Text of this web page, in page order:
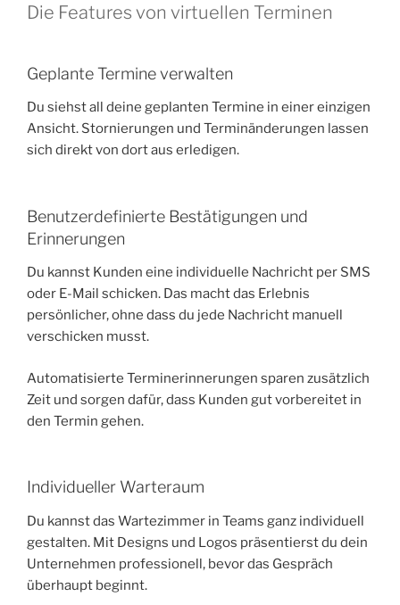
Die Features von virtuellen Terminen
Geplante Termine verwalten
Du siehst all deine geplanten Termine in einer einzigen
Ansicht. Stornierungen und Terminänderungen lassen
sich direkt von dort aus erledigen.
Benutzerdefinierte Bestätigungen und
Erinnerungen
Du kannst Kunden eine individuelle Nachricht per SMS
oder E-Mail schicken. Das macht das Erlebnis
persönlicher, ohne dass du jede Nachricht manuell
verschicken musst.
Automatisierte Terminerinnerungen sparen zusätzlich
Zeit und sorgen dafür, dass Kunden gut vorbereitet in
den Termin gehen.
Individueller Warteraum
Du kannst das Wartezimmer in Teams ganz individuell
gestalten. Mit Designs und Logos präsentierst du dein
Unternehmen professionell, bevor das Gespräch
überhaupt beginnt.